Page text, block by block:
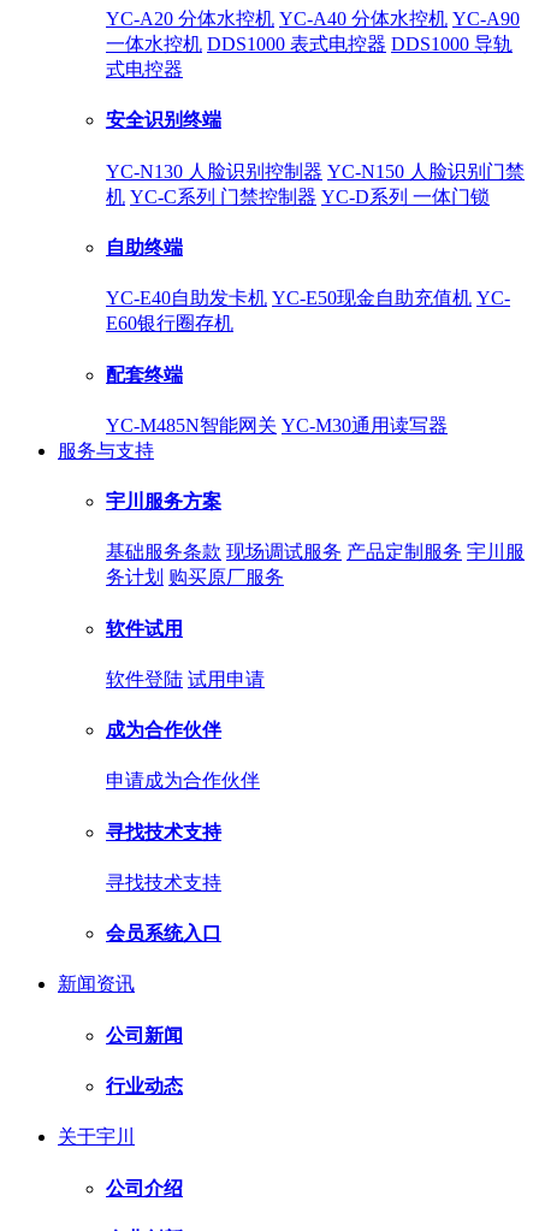
YC-A20 分体水控机 YC-A40 分体水控机 YC-A90
一体水控机 DDS1000 表式电控器 DDS1000 导轨
式电控器
安全识别终端
YC-N130 人脸识别控制器 YC-N150 人脸识别门禁
机 YC-C系列 门禁控制器 YC-D系列 一体门锁
自助终端
YC-E40自助发卡机 YC-E50现金自助充值机 YC-
E60银行圈存机
配套终端
YC-M485N智能网关 YC-M30通用读写器
服务与支持
宇川服务方案
基础服务条款 现场调试服务 产品定制服务 宇川服
务计划 购买原厂服务
软件试用
软件登陆 试用申请
成为合作伙伴
申请成为合作伙伴
寻找技术支持
寻找技术支持
会员系统入口
新闻资讯
公司新闻
行业动态
关于宇川
公司介绍